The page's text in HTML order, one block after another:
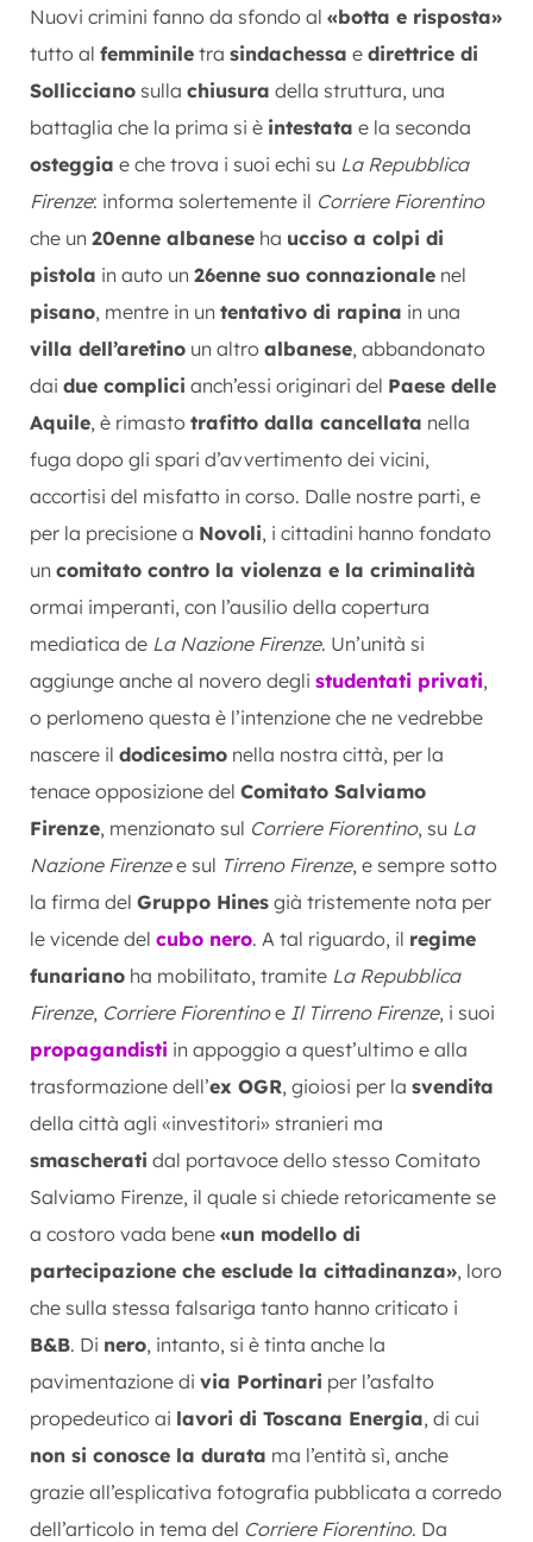
Nuovi crimini fanno da sfondo al «botta e risposta»
tutto al femminile tra sindachessa e direttrice di
Sollicciano sulla chiusura della struttura, una
battaglia che la prima si è intestata e la seconda
osteggia e che trova i suoi echi su La Repubblica
Firenze: informa solertemente il Corriere Fiorentino
che un 20enne albanese ha ucciso a colpi di
pistola in auto un 26enne suo connazionale nel
pisano, mentre in un tentativo di rapina in una
villa dell’aretino un altro albanese, abbandonato
dai due complici anch’essi originari del Paese delle
Aquile, è rimasto trafitto dalla cancellata nella
fuga dopo gli spari d’avvertimento dei vicini,
accortisi del misfatto in corso. Dalle nostre parti, e
per la precisione a Novoli, i cittadini hanno fondato
un comitato contro la violenza e la criminalità
ormai imperanti, con l’ausilio della copertura
mediatica de La Nazione Firenze. Un’unità si
aggiunge anche al novero degli studentati privati,
o perlomeno questa è l’intenzione che ne vedrebbe
nascere il dodicesimo nella nostra città, per la
tenace opposizione del Comitato Salviamo
Firenze, menzionato sul Corriere Fiorentino, su La
Nazione Firenzee sul Tirreno Firenze, e sempre sotto
la firma del Gruppo Hines già tristemente nota per
le vicende del cubo nero. A tal riguardo, il regime
funariano ha mobilitato, tramite La Repubblica
Firenze, Corriere Fiorentinoe Il Tirreno Firenze, i suoi
propagandisti in appoggio a quest’ultimo e alla
trasformazione dell’ex OGR, gioiosi per la svendita
della città agli «investitori» stranieri ma
smascherati dal portavoce dello stesso Comitato
Salviamo Firenze, il quale si chiede retoricamente se
a costoro vada bene «un modello di
partecipazione che esclude la cittadinanza», loro
che sulla stessa falsariga tanto hanno criticato i
B&B. Di nero, intanto, si è tinta anche la
pavimentazione di via Portinari per l’asfalto
propedeutico ai lavori di Toscana Energia, di cui
non si conosce la durata ma l’entità sì, anche
grazie all’esplicativa fotografia pubblicata a corredo
dell’articolo in tema del Corriere Fiorentino. Da